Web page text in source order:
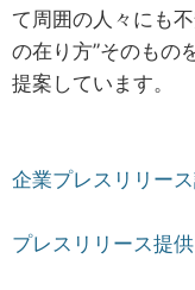
て周囲の人々にも
の在り方”そのもの
提案しています。
企業プレスリリー
プレスリリース提